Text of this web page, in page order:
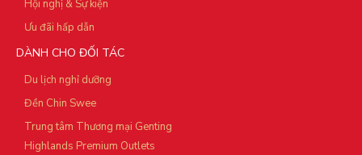
Hội nghị & Sự kiện
Ưu đãi hấp dẫn
DÀNH CHO ĐỐI TÁC
Du lịch nghỉ dưỡng
Đền Chin Swee
Trung tâm Thương mại Genting
Highlands Premium Outlets